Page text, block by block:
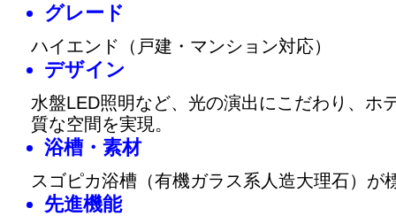
グレード
ハイエンド（戸建・マンション対応）
デザイン
水盤LED照明など、光の演出にこだわり、ホ
質な空間を実現。
浴槽・素材
スゴピカ浴槽（有機ガラス系人造大理石）が
先進機能